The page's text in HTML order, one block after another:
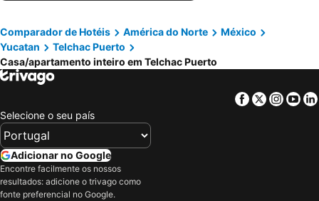
Comparador de Hotéis América do Norte
México
Yucatan
Telchac Puerto
Casa/apartamento inteiro em Telchac Puerto
Facebook
Twitter
Selecione o seu país
Adicionar no Google
Encontre facilmente os nossos
resultados: adicione o trivago como
fonte preferencial no Google.